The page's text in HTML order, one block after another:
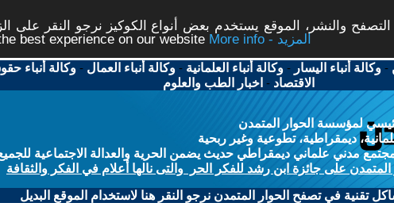
والنشر، الموقع يستخدم بعض أنواع الكوكيز نرجو النقر على
best experience on our website
More info - المزيد
-وكالة أنباء اليسار -وكالة أنباء العلمانية -وكالة أنباء العمال -وكالة أنباء
الاقتصاد - اخبار الطب والعلوم
لمؤسسة الحوار المتمدن
ديمقراطية، تطوعية وغير ربحية
مدني علماني ديمقراطي حديث يضمن الحرية والعدالة الاجتماعية
المتمدن على جائزة ابن رشد للفكر الحر والتى نالها أعلام في الفكر والثقافة
تقنية في تصفح الحوار المتمدن نرجو النقر هنا لاستخدام الموقع البديل